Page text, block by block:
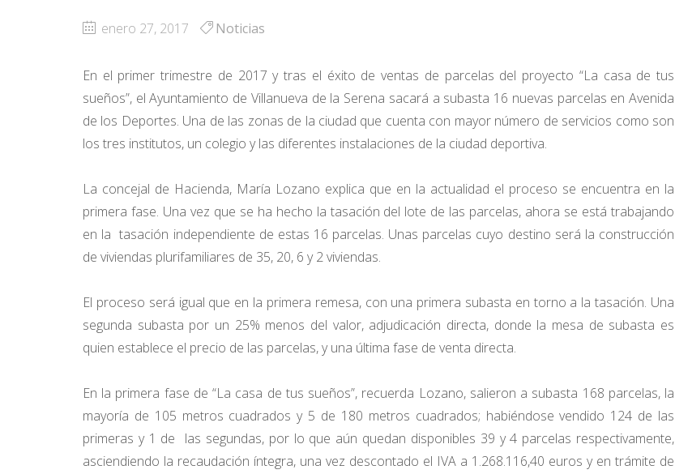
enero 27, 2017 Noticias
En el primer trimestre de 2017 y tras el éxito de ventas de parcelas del proyecto “La casa de tus
sueños”, el Ayuntamiento de Villanueva de la Serena sacará a subasta 16 nuevas parcelas en Avenida
de los Deportes. Una de las zonas de la ciudad que cuenta con mayor número de servicios como son
los tres institutos, un colegio y las diferentes instalaciones de la ciudad deportiva.
La concejal de Hacienda, María Lozano explica que en la actualidad el proceso se encuentra en la
primera fase. Una vez que se ha hecho la tasación del lote de las parcelas, ahora se está trabajando
en la tasación independiente de estas 16 parcelas. Unas parcelas cuyo destino será la construcción
de viviendas plurifamiliares de 35, 20, 6 y 2 viviendas.
El proceso será igual que en la primera remesa, con una primera subasta en torno a la tasación. Una
segunda subasta por un 25% menos del valor, adjudicación directa, donde la mesa de subasta es
quien establece el precio de las parcelas, y una última fase de venta directa.
En la primera fase de “La casa de tus sueños”, recuerda Lozano, salieron a subasta 168 parcelas, la
mayoría de 105 metros cuadrados y 5 de 180 metros cuadrados; habiéndose vendido 124 de las
primeras y 1 de las segundas, por lo que aún quedan disponibles 39 y 4 parcelas respectivamente,
asciendiendo la recaudación íntegra, una vez descontado el IVA a 1.268.116,40 euros y en trámite de